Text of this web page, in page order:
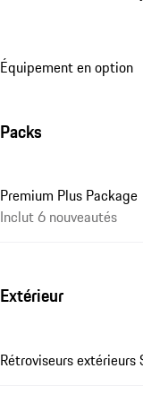
Équipement en option
Packs
Premium Plus Package
Inclut 6 nouveautés
Extérieur
Rétroviseurs